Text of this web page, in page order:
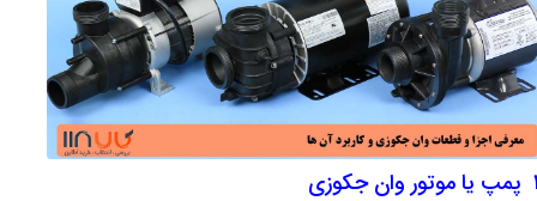
پمپ یا موتور وان جکوزی